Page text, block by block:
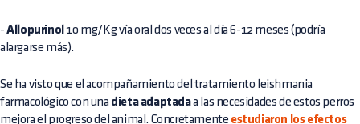
-Allopurinol 10 mg/Kg vía oral dos veces al día 6-12 meses (podría
alargarse más).
Se ha visto que el acompañamiento del tratamiento leishmania
farmacológico con una dieta adaptadaa las necesidades de estos perros
mejora el progreso del animal. Concretamente estudiaron los efectos